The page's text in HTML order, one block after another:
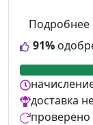
91%
Подробнее
доставка
проверено